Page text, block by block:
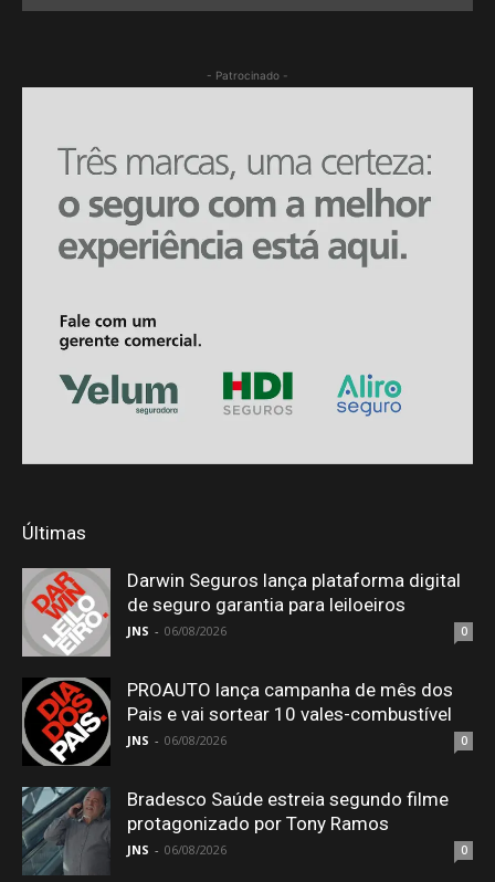
- Patrocinado -
Últimas
Darwin Seguros lança plataforma digital
de seguro garantia para leiloeiros
JNS - 06/08/2026 0
PROAUTO lança campanha de mês dos
Pais e vai sortear 10 vales-combustível
JNS - 06/08/2026 0
Bradesco Saúde estreia segundo filme
protagonizado por Tony Ramos
JNS - 06/08/2026 0